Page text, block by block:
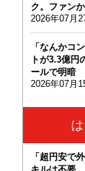
ク。ファン
2026年07月
「なんかコ
トが3.3億
ールで明暗
2026年07月
「超円安で